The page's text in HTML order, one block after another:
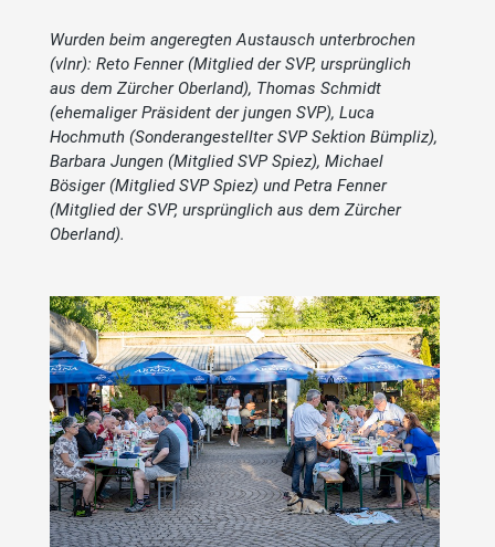
Wurden beim angeregten Austausch unterbrochen
(vlnr): Reto Fenner (Mitglied der SVP, ursprünglich
aus dem Zürcher Oberland), Thomas Schmidt
(ehemaliger Präsident der jungen SVP), Luca
Hochmuth (Sonderangestellter SVP Sektion Bümpliz),
Barbara Jungen (Mitglied SVP Spiez), Michael
Bösiger (Mitglied SVP Spiez) und Petra Fenner
(Mitglied der SVP, ursprünglich aus dem Zürcher
Oberland).